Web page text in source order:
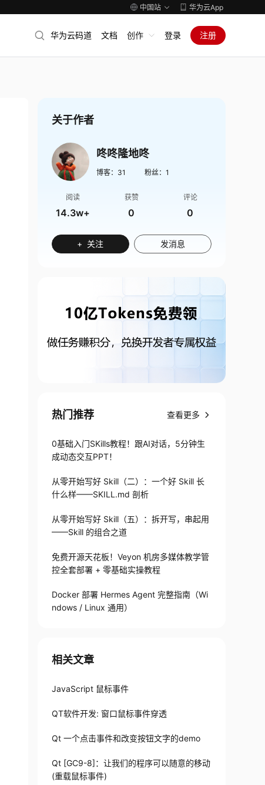
中国站 华为云App
华为云码道 文档 创作 登录 注册
关于作者
咚咚隆地咚
博客： 31 粉丝： 1
阅读
14.3w+
获赞
0
评论
0
+ 关注 发消息
热门推荐 查看更多
0基础入门SKills教程！跟AI对话，5分钟生
成动态交互PPT！
从零开始写好 Skill（二）：一个好 Skill 长
什么样——SKILL.md 剖析
从零开始写好 Skill（五）：拆开写，串起用
——Skill 的组合之道
免费开源天花板！Veyon 机房多媒体教学管
控全套部署 + 零基础实操教程
Docker 部署 Hermes Agent 完整指南（Wi
ndows / Linux 通用）
相关文章
JavaScript 鼠标事件
QT软件开发: 窗口鼠标事件穿透
Qt 一个点击事件和改变按钮文字的demo
Qt [GC9-8]：让我们的程序可以随意的移动
(重载鼠标事件)